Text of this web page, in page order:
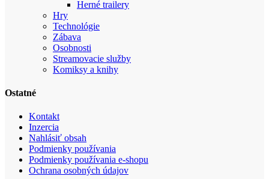
Herné trailery
Hry
Technológie
Zábava
Osobnosti
Streamovacie služby
Komiksy a knihy
Ostatné
Kontakt
Inzercia
Nahlásiť obsah
Podmienky používania
Podmienky používania e-shopu
Ochrana osobných údajov